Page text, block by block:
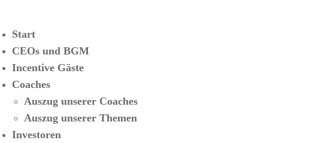
Start
CEOs und BGM
Incentive Gäste
Coaches
Auszug unserer Coaches
Auszug unserer Themen
Investoren